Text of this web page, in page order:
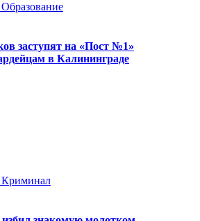
Образование
заступят на «Пост №1»
в Калининграде
Криминал